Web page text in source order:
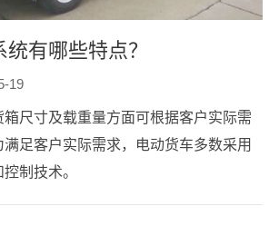
有哪些特点？
19
箱尺寸及载重量方面可根据客户实际需
足客户实际需求，电动货车多数采用
制技术。